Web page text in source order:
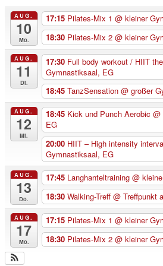
AUG.
10
Mo.
17:15 Pilates-Mix 1 @ kleiner
18:30 Pilates-Mix 2 @ kleiner
AUG.
11
Di.
17:30 Full body workout / HIIT
Gymnastiksaal, EG
18:45 TanzSensation @ großer
AUG.
12
Mi.
18:45 Kick und Punch Aerobic @
EG
20:00 HIIT – High intensity
Gymnastiksaal, EG
AUG.
13
Do.
17:45 Langhanteltraining @
18:30 Walking-Treff @ Treffpunkt
AUG.
17
Mo.
17:15 Pilates-Mix 1 @ kleiner
18:30 Pilates-Mix 2 @ kleiner